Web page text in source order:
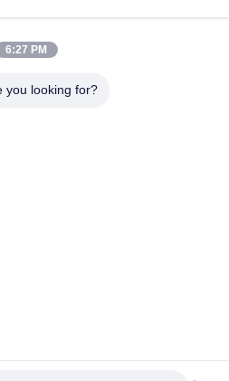
3kg - 50kg Đầu ra tương tự
nhỏ 10V với cảm biến điện trở
6:27 PM
you looking for?